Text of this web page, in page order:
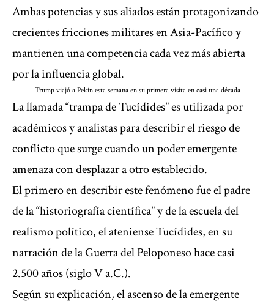
Ambas potencias y sus aliados están protagonizando
crecientes fricciones militares en Asia-Pacífico y
mantienen una competencia cada vez más abierta
por la influencia global.
Trump viajó a Pekín esta semana en su primera visita en casi una década
La llamada “trampa de Tucídides” es utilizada por
académicos y analistas para describir el riesgo de
conflicto que surge cuando un poder emergente
amenaza con desplazar a otro establecido.
El primero en describir este fenómeno fue el padre
de la “historiografía científica” y de la escuela del
realismo político, el ateniense Tucídides, en su
narración de la Guerra del Peloponeso hace casi
2.500 años (siglo V a.C.).
Según su explicación, el ascenso de la emergente